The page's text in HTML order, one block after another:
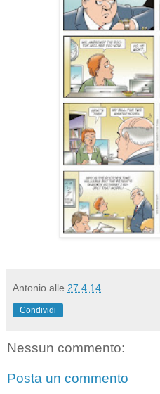
Antonio alle 27.4.14
Condividi
Nessun commento:
Posta un commento